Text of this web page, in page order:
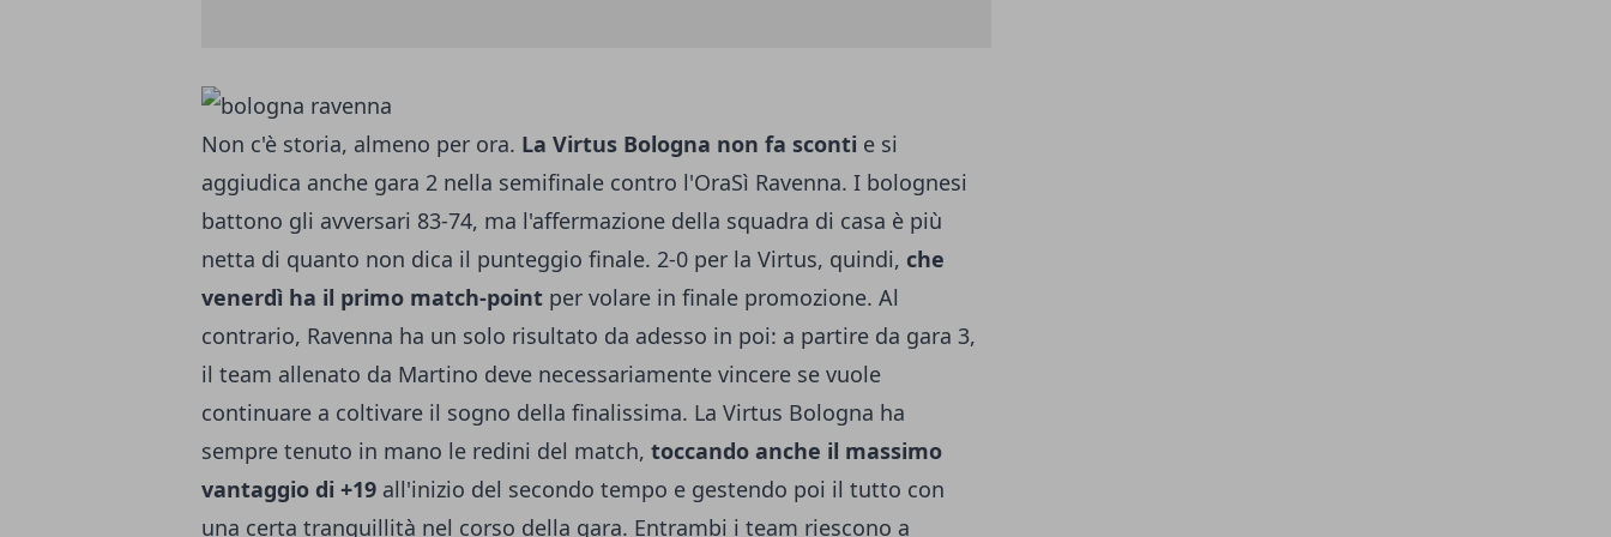
Non c'è storia, almeno per ora. La Virtus Bologna non fa sconti e si
aggiudica anche gara 2 nella semifinale contro l'OraSì Ravenna. I bolognesi
battono gli avversari 83-74, ma l'affermazione della squadra di casa è più
netta di quanto non dica il punteggio finale. 2-0 per la Virtus, quindi, che
venerdì ha il primo match-point per volare in finale promozione. Al
contrario, Ravenna ha un solo risultato da adesso in poi: a partire da gara 3,
il team allenato da Martino deve necessariamente vincere se vuole
continuare a coltivare il sogno della finalissima. La Virtus Bologna ha
sempre tenuto in mano le redini del match, toccando anche il massimo
vantaggio di +19 all'inizio del secondo tempo e gestendo poi il tutto con
una certa tranquillità nel corso della gara. Entrambi i team riescono a